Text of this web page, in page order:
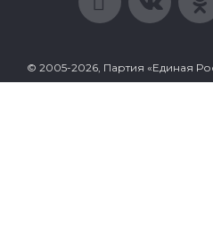
© 2005-2026, Партия «Единая